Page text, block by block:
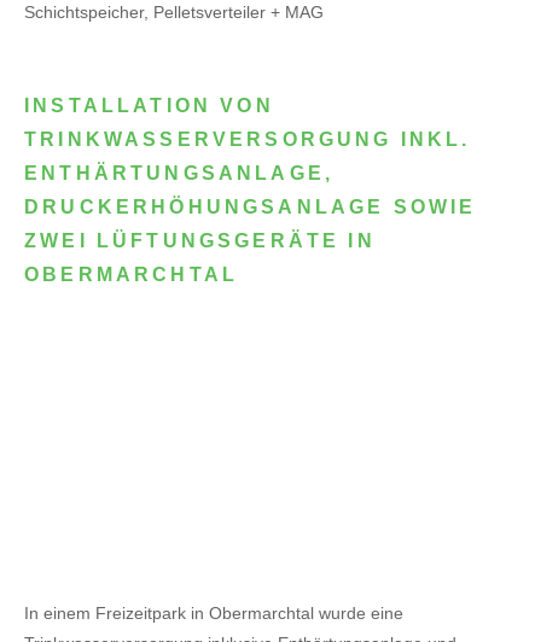
Schichtspeicher, Pelletsverteiler + MAG
INSTALLATION VON
TRINKWASSERVERSORGUNG INKL.
ENTHÄRTUNGSANLAGE,
DRUCKERHÖHUNGSANLAGE SOWIE
ZWEI LÜFTUNGSGERÄTE IN
OBERMARCHTAL
In einem Freizeitpark in Obermarchtal wurde eine